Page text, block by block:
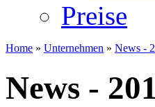
Preise
Home » Unternehmen » News -
News -